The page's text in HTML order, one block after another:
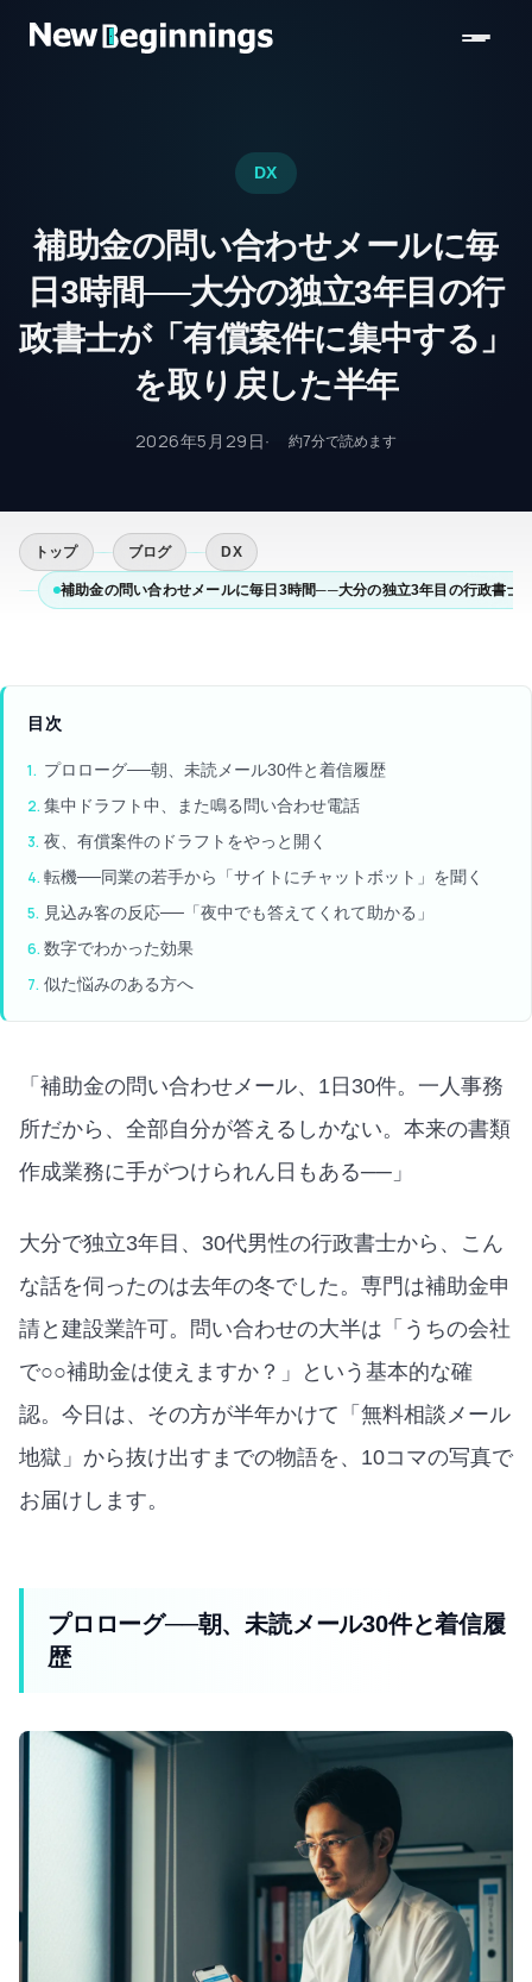
DX
補助金の問い合わせメールに毎
日3時間──大分の独立3年目の行
政書士が「有償案件に集中する」
を取り戻した半年
2026年5月29日 約7分で読めます
トップ ブログ DX
補助金の問い合わせメールに毎日3時間──大分の独立3年目の行政書士
目次
プロローグ──朝、未読メール30件と着信履歴
集中ドラフト中、また鳴る問い合わせ電話
夜、有償案件のドラフトをやっと開く
転機──同業の若手から「サイトにチャットボット」を聞く
見込み客の反応──「夜中でも答えてくれて助かる」
数字でわかった効果
似た悩みのある方へ
「補助金の問い合わせメール、1日30件。一人事務
所だから、全部自分が答えるしかない。本来の書類
作成業務に手がつけられん日もある──」
大分で独立3年目、30代男性の行政書士から、こん
な話を伺ったのは去年の冬でした。専門は補助金申
請と建設業許可。問い合わせの大半は「うちの会社
で○○補助金は使えますか？」という基本的な確
認。今日は、その方が半年かけて「無料相談メール
地獄」から抜け出すまでの物語を、10コマの写真で
お届けします。
プロローグ──朝、未読メール30件と着信履
歴